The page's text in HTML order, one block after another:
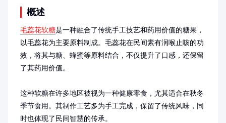
概述
毛蕊花软糖是一种融合了传统手工技艺和药用价值的糖果，
以毛蕊花为主要原料制成。毛蕊花在民间素有润喉止咳的功
效，将其与糖、蜂蜜等原料结合，不仅提升了口感，还保留
了其药用价值。
这种软糖在许多地区被视为一种健康零食，尤其适合在秋冬
季节食用。其制作工艺多为手工完成，保留了传统风味，同
时也体现了民间智慧的传承。